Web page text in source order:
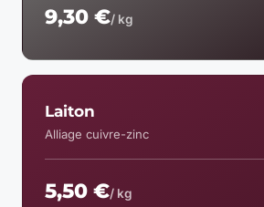
9,30 €/ kg
Laiton
Alliage cuivre-zinc
5,50 €/ kg